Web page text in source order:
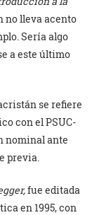
no lleva acento
Sería algo
a este último
se refiere
con el PSUC-
nominal ante
previa.
fue editada
en 1995, con